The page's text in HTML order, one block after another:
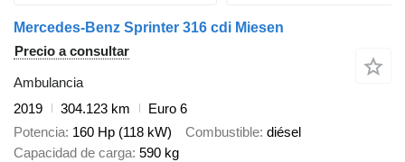
Mercedes-Benz Sprinter 316 cdi Miesen
Precio a consultar
Ambulancia
2019
304.123 km
Euro 6
Potencia 160 Hp (118 kW) Combustible diésel
Capacidad de carga 590 kg